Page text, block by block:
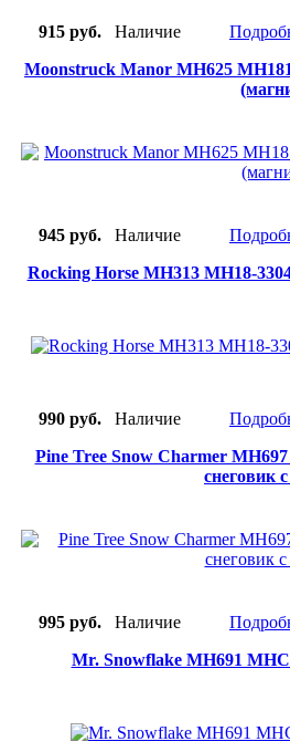
915 руб. Наличие
Moonstruck Manor MH625
945 руб. Наличие
Rocking Horse MH313 MH18-
990 руб. Наличие
Pine Tree Snow Charmer
снеговик
995 руб. Наличие
Mr. Snowflake MH691